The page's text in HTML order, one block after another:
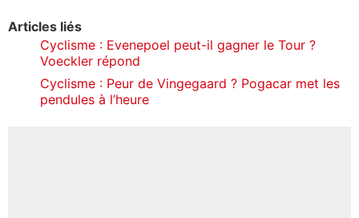
Articles liés
Cyclisme : Evenepoel peut-il gagner le Tour ?
Voeckler répond
Cyclisme : Peur de Vingegaard ? Pogacar met les
pendules à l’heure